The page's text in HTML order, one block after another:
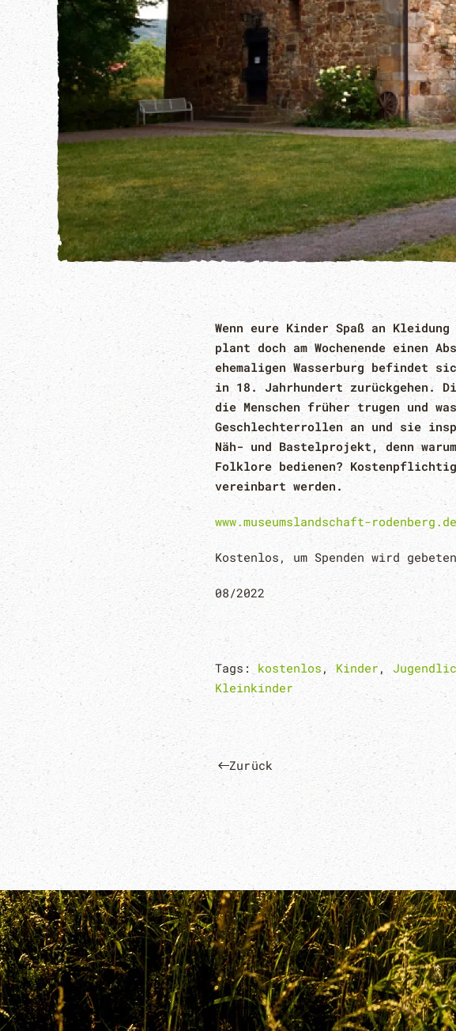
Wenn eure Kinder Spaß an
plant doch am Wochenende einen
ehemaligen Wasserburg befindet
in 18. Jahrhundert zurückgehen.
die Menschen früher trugen und
Geschlechterrollen an und sie
Näh- und Bastelprojekt, denn
Folklore bedienen?
vereinbart werden.
www.museumslandschaft-
Kostenlos, um Spenden wird
08/2022
Tags: kostenlos ,Kinder,
Kleinkinder
Zurück